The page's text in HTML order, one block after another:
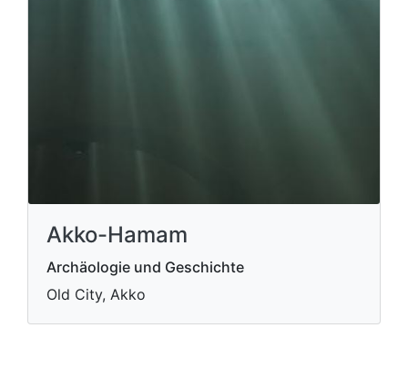
Akko-Hamam
Archäologie und Geschichte
Old City, Akko